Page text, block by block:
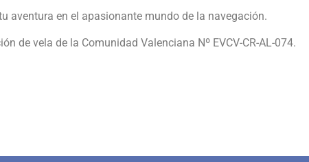
aventura en el apasionante mundo de la navegación.
de vela de la Comunidad Valenciana Nº EVCV-CR-AL-074.